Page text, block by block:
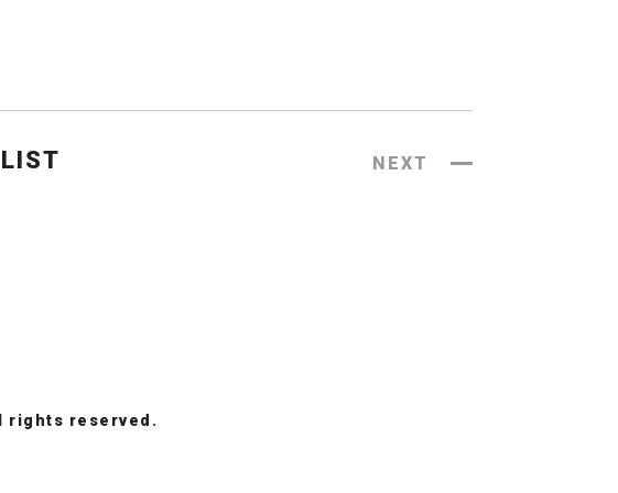
NEXT
rights reserved.